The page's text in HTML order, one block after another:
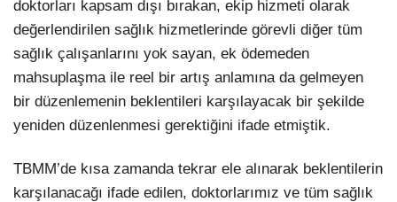
doktorları kapsam dışı bırakan, ekip hizmeti olarak
değerlendirilen sağlık hizmetlerinde görevli diğer tüm
sağlık çalışanlarını yok sayan, ek ödemeden
mahsuplaşma ile reel bir artış anlamına da gelmeyen
bir düzenlemenin beklentileri karşılayacak bir şekilde
yeniden düzenlenmesi gerektiğini ifade etmiştik.
TBMM’de kısa zamanda tekrar ele alınarak beklentilerin
karşılanacağı ifade edilen, doktorlarımız ve tüm sağlık